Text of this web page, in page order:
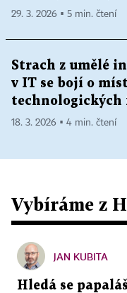
29. 3. 2026 ▪ 5 min. čtení
Strach z umělé
v IT se bojí o
technologických
18. 3. 2026 ▪ 4 min. čtení
Vybíráme z
JAN KUBITA
Hledá se